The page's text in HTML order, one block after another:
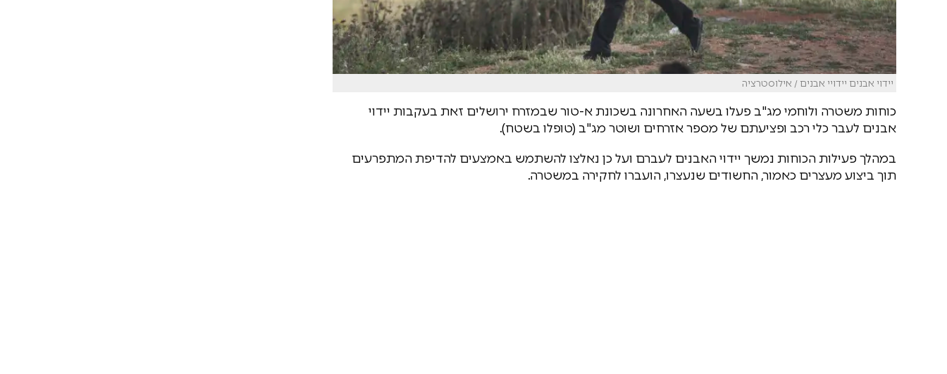
יידוי אבנים יידויי אבנים / אילוסטרציה
כוחות משטרה ולוחמי מג"ב פעלו בשעה האחרונה בשכונת א-טור שבמזרח ירושלים זאת בעקבות יידוי
אבנים לעבר כלי רכב ופציעתם של מספר אזרחים ושוטר מג"ב (טופלו בשטח).
במהלך פעילות הכוחות נמשך יידוי האבנים לעברם ועל כן נאלצו להשתמש באמצעים להדיפת המתפרעים
תוך ביצוע מעצרים כאמור, החשודים שנעצרו, הועברו לחקירה במשטרה.